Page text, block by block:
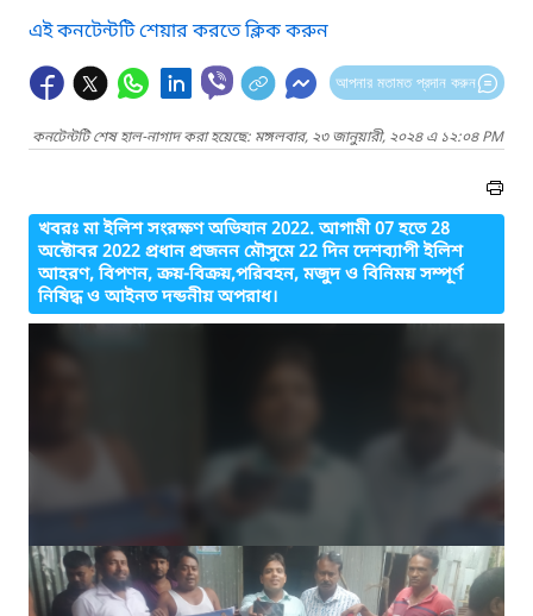
এই কনটেন্টটি শেয়ার করতে ক্লিক করুন
আপনার মতামত প্রদান করুন
কনটেন্টটি শেষ হাল-নাগাদ করা হয়েছে: মঙ্গলবার, ২৩ জানুয়ারী, ২০২৪ এ ১২:০৪ PM
খবরঃ মা ইলিশ সংরক্ষণ অভিযান 2022. আগামী 07 হতে 28
অক্টোবর 2022 প্রধান প্রজনন মৌসুমে 22 দিন ‍দেশব্যাপী ইলিশ
আহরণ, ‍বিপণন, ক্রয়-বিক্রয়,পরিবহন, মজুদ ‍ও বিনিময় সম্পূর্ণ
নিষিদ্ধ ও আইনত দন্ডনীয় অপরাধ।